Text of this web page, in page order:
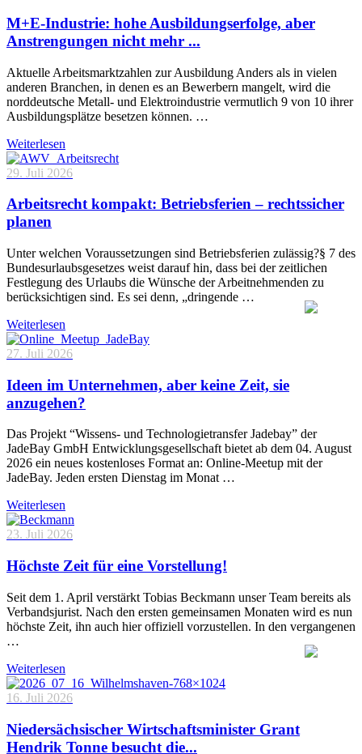
M+E-Industrie: hohe Ausbildungserfolge, aber
Anstrengungen nicht mehr ...
Aktuelle Arbeitsmarktzahlen zur Ausbildung Anders als in vielen
anderen Branchen, in denen es an Bewerbern mangelt, wird die
norddeutsche Metall- und Elektroindustrie vermutlich 9 von 10 ihrer
Ausbildungsplätze besetzen können. …
Weiterlesen
29. Juli 2026
Arbeitsrecht kompakt: Betriebsferien – rechtssicher
planen
Unter welchen Voraussetzungen sind Betriebsferien zulässig?§ 7 des
Bundesurlaubsgesetzes weist darauf hin, dass bei der zeitlichen
Festlegung des Urlaubs die Wünsche der Arbeitnehmenden zu
berücksichtigen sind. Es sei denn, „dringende …
Weiterlesen
27. Juli 2026
Ideen im Unternehmen, aber keine Zeit, sie
anzugehen?
Das Projekt “Wissens- und Technologietransfer Jadebay” der
JadeBay GmbH Entwicklungsgesellschaft bietet ab dem 04. August
2026 ein neues kostenloses Format an: Online-Meetup mit der
JadeBay. Jeden ersten Dienstag im Monat …
Weiterlesen
23. Juli 2026
Höchste Zeit für eine Vorstellung!
Seit dem 1. April verstärkt Tobias Beckmann unser Team bereits als
Verbandsjurist. Nach den ersten gemeinsamen Monaten wird es nun
höchste Zeit, ihn auch hier offiziell vorzustellen. In den vergangenen
…
Weiterlesen
16. Juli 2026
Niedersächsischer Wirtschaftsminister Grant
Hendrik Tonne besucht die...